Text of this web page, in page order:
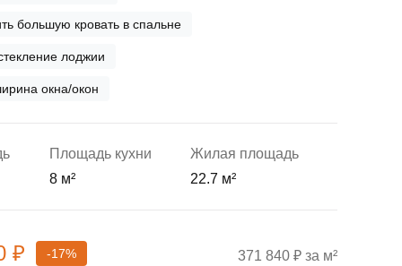
₽ -17% 371 840 ₽ за м²
большую кровать в спальне
лоджии
окна/окон
Площадь кухни
8 м²
Жилая площадь
22.7 м²